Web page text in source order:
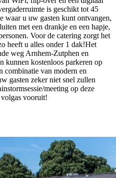
is geschikt tot 45
waar u uw gasten kunt ontvangen,
met een drankje en een hapje,
Voor de catering zorgt het
heeft u alles onder 1 dak!Het
weg Arnhem-Zutphen en
kunnen kostenloos parkeren op
combinatie van modern en
gasten zeker niet snel zullen
meeting op deze
vooruit!